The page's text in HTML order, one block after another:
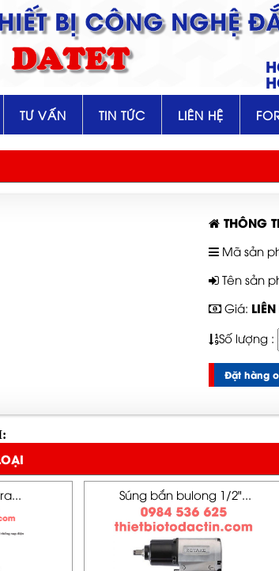
BỊ CÔNG NGHỆ
DATET
TƯ VẤN TIN TỨC LIÊN HỆ
THÔNG
Mã sản
Tên sản
Giá:
Số lượng :
Đặt hàng
Súng bắn bulong 1/2"...